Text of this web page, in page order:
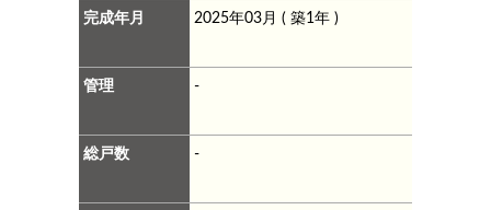
完成年月 2025年03月 ( 築1年 )
管理 -
総戸数 -